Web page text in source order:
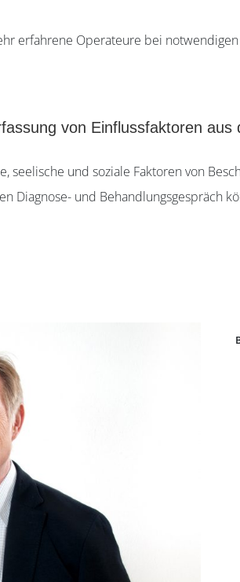
erfahrene Operateure bei
von Einflussfaktoren
seelische und soziale Faktoren von
Diagnose- und Behandlungsgespräch